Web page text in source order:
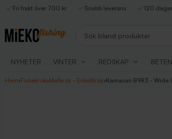
Fri frakt över 700 kr Snabb leverans 120
NYHETER VINTER REDSKAP BETEN
Hem›Fiskekrok›Metkrok - Enkelkrok›Kamasan B983 - Wide